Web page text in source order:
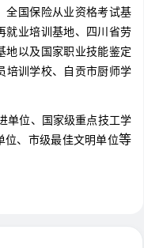
全国保险从业资格考试基
就业培训基地、四川省劳
地以及国家职业技能鉴定
培训学校、自贡市厨师学
单位、国家级重点技工学
位、市级最佳文明单位等